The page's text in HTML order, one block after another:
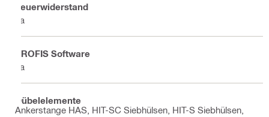
Feuerwiderstand
Ja
PROFIS Software
Ja
Dübelelemente
Ankerstange HAS, HIT-SC Siebhülsen, HIT-S Siebhülsen,